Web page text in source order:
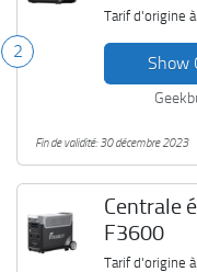
2
Tarif d'origine à
Show
Fin de validité: 30 décembre 2023
Centrale
F3600
Tarif d'origine à